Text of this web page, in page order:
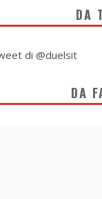
DA
di @duelsit
DA